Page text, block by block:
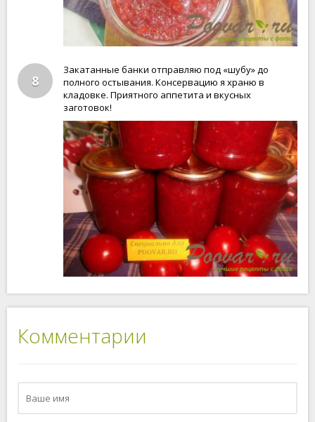
8
Закатанные банки отправляю под «шубу» до
полного остывания. Консервацию я храню в
кладовке. Приятного аппетита и вкусных
заготовок!
Комментарии